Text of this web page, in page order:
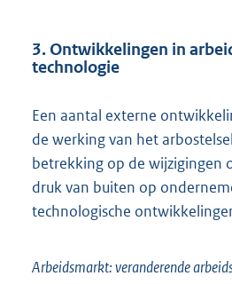
3. Ontwikkelingen in
technologie
Een aantal externe
de werking van het
betrekking op de wijzigingen
druk van buiten op
technologische
Arbeidsmarkt: veranderende